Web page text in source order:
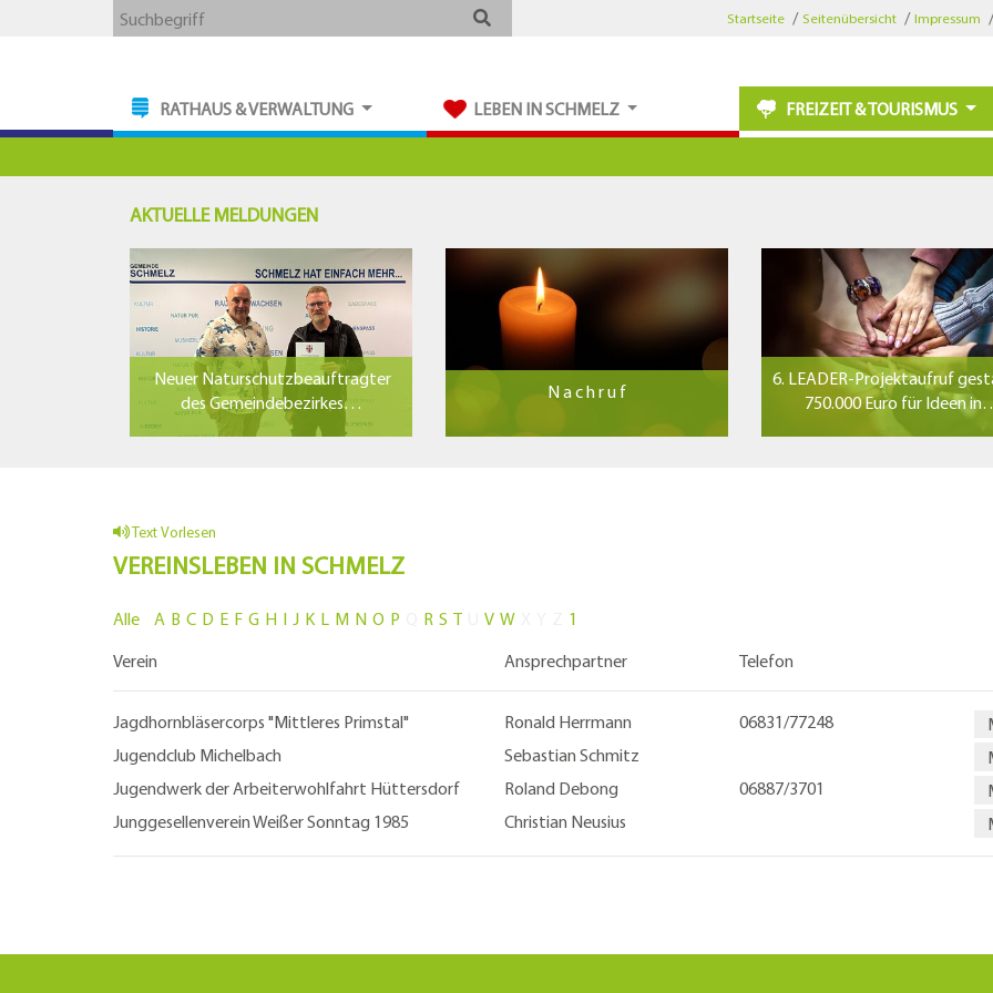
Webseite
Suchbegriff Startseite Seitenübersicht Impressum
RATHAUS & VERWALTUNG LEBEN IN SCHMELZ FREIZEIT & TOURISMUS
AKTUELLE MELDUNGEN
Neuer Naturschutzbeauftragter
des Gemeindebezirkes…
N a c h r u f
6. LEADER-Projektaufruf
750.000 Euro für Ideen
Text Vorlesen
VEREINSLEBEN IN SCHMELZ
Alle A B C D E F G H I J K L M N O P R S T V W
1
Verein
Ansprechpartner Telefon
Jagdhornbläsercorps "Mittleres Primstal" Ronald Herrmann 06831/77248
Jugendclub Michelbach
Sebastian Schmitz
Jugendwerk der Arbeiterwohlfahrt Hüttersdorf
Roland Debong 06887/3701
Junggesellenverein Weißer Sonntag 1985
Christian Neusius